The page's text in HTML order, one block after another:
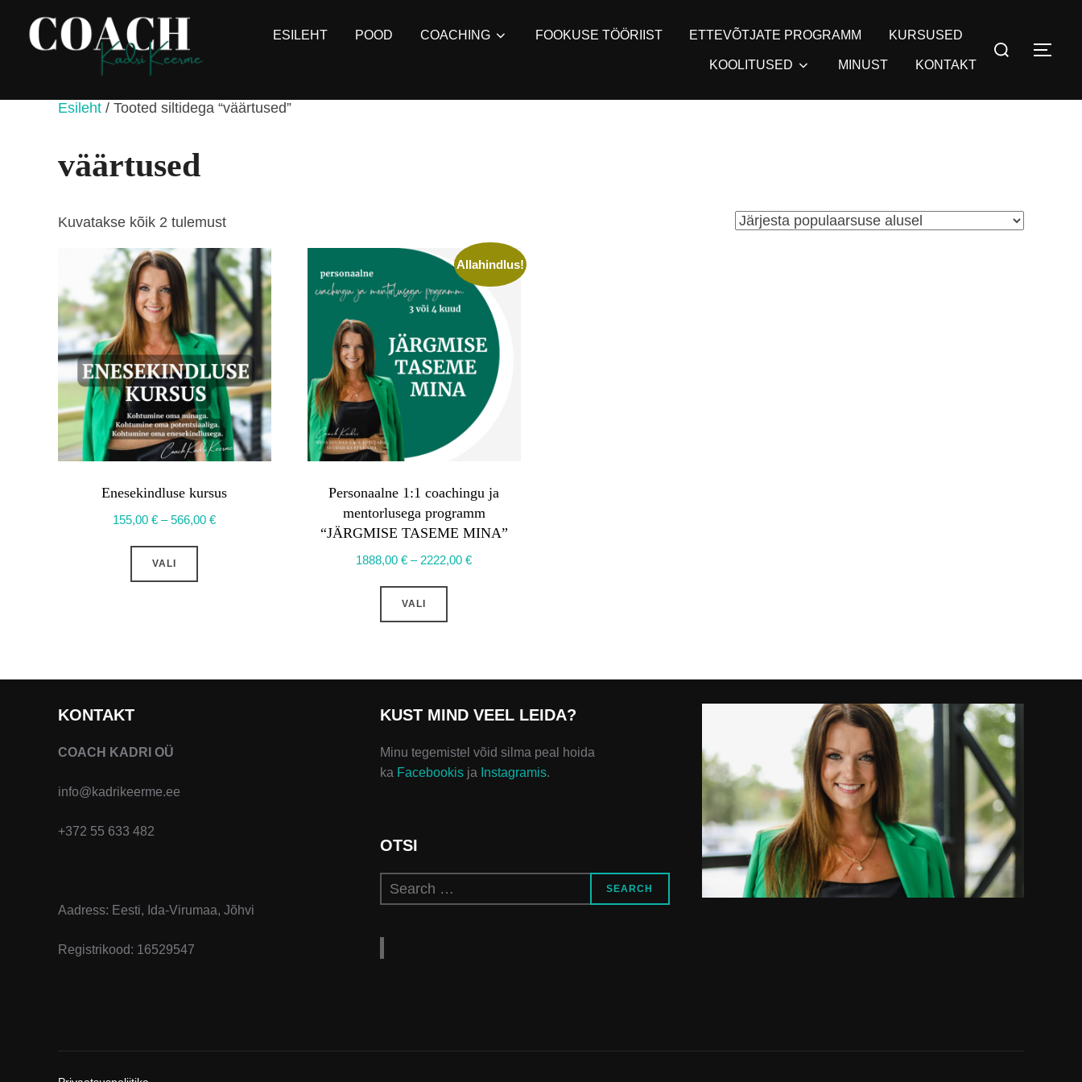
content
ESILEHT POOD COACHING FOOKUSE TÖÖRIIST ETTEVÕTJATE PROGRAMM KURSUSED
KOOLITUSED MINUST KONTAKT
Search
for:
Esileht / Tooted siltidega “väärtused”
väärtused
Kuvatakse kõik 2 tulemustSorteeritud
populaarsuse
järgi
Enesekindluse kursus
155,00€ – 566,00€Hinnavahemik:
VALI
Sellel
saab
Allahindlus!
Personaalne 1:1 coachingu ja
mentorlusega programm
“JÄRGMISE TASEME MINA”
1888,00€ – 2222,00€Hinnavahemik:
VALI
Sellel
varianti.
saab
teha
tootelehel.
KONTAKT
COACH KADRI OÜ
info@kadrikeerme.ee
+372 55 633 482
Aadress: Eesti, Ida-Virumaa, Jõhvi
Registrikood: 16529547
KUST MIND VEEL LEIDA?
Minu tegemistel võid silma peal hoida
ka Facebookis ja Instagramis.
OTSI
Search
for:
SEARCH